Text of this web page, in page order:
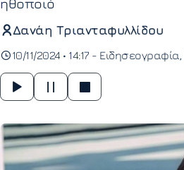
Δανάη Τριανταφυλλίδου
10/11/2024 • 14:17 - Ειδησεογραφία